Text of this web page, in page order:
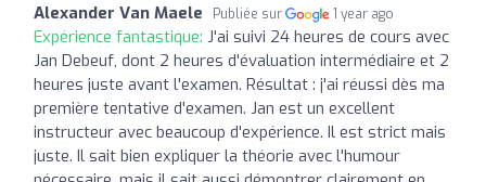
Alexander Van Maele Publiée sur 1 year ago
Expérience fantastique: J'ai suivi 24 heures de cours avec
Jan Debeuf, dont 2 heures d'évaluation intermédiaire et 2
heures juste avant l'examen. Résultat : j'ai réussi dès ma
première tentative d'examen. Jan est un excellent
instructeur avec beaucoup d'expérience. Il est strict mais
juste. Il sait bien expliquer la théorie avec l'humour